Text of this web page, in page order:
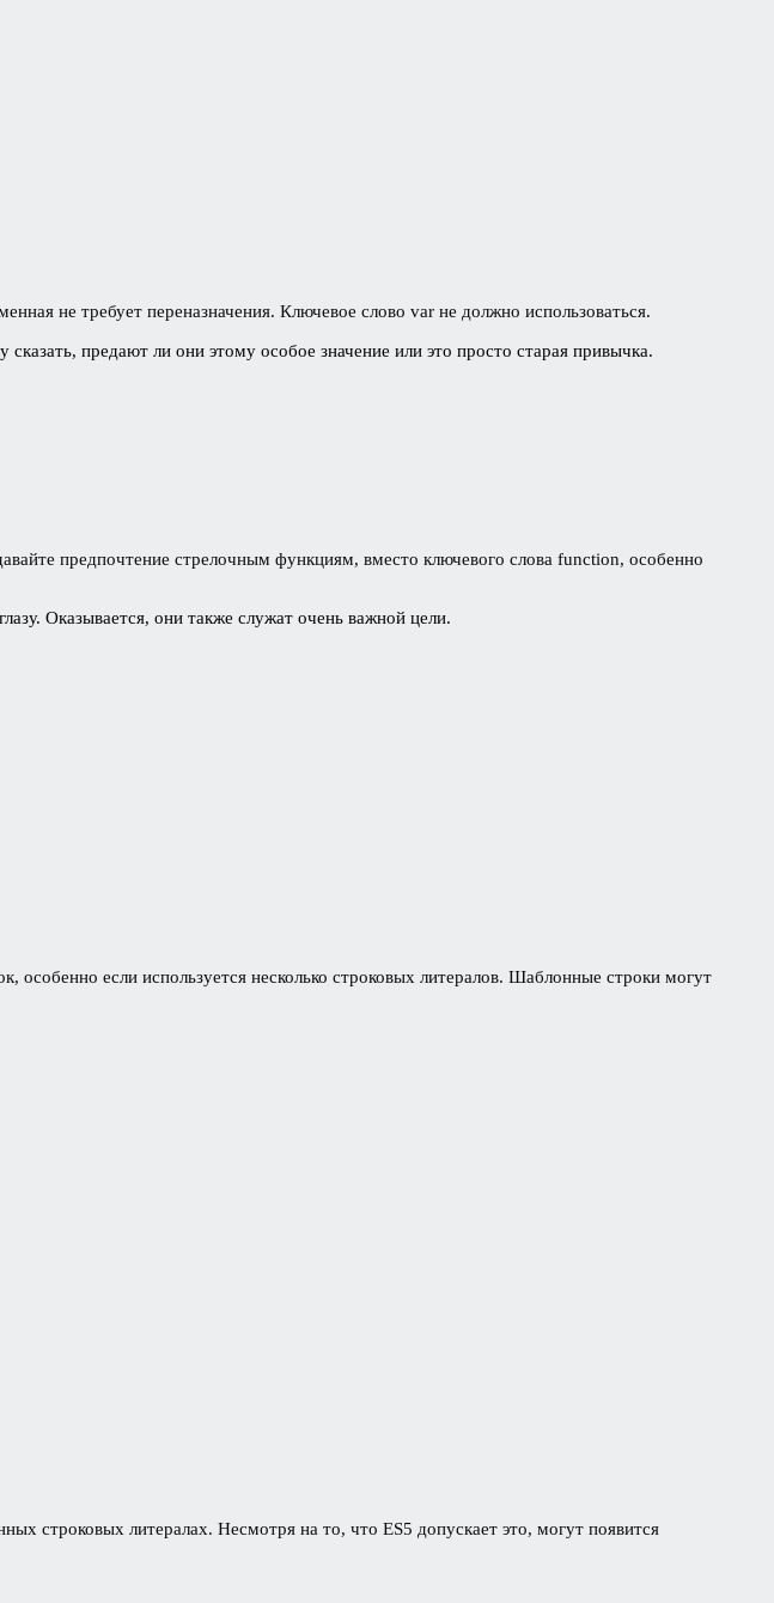
не требует переназначения. Ключевое слово var не должно использоваться.
сказать, предают ли они этому особое значение или это просто старая привычка.
предпочтение стрелочным функциям, вместо ключевого слова function, особенно
Оказывается, они также служат очень важной цели.
если используется несколько строковых литералов. Шаблонные строки могут
строковых литералах. Несмотря на то, что ES5 допускает это, могут появится